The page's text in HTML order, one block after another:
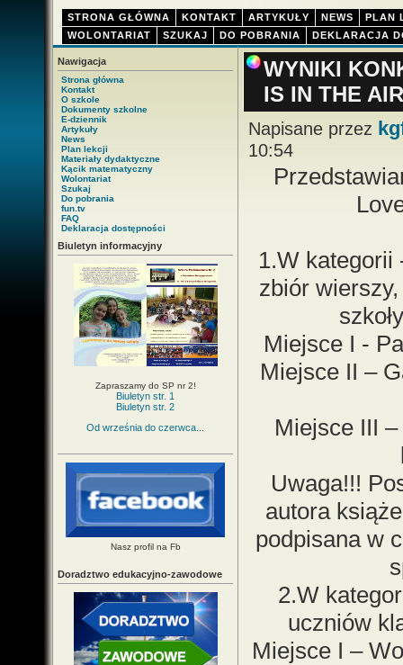
STRONA GŁÓWNA KONTAKT ARTYKUŁY NEWS
PLAN
WOLONTARIAT
SZUKAJ DO POBRANIA DEKLARACJA
Nawigacja
Strona główna
Kontakt
O szkole
Dokumenty szkolne
E-dziennik
Artykuły
News
Plan lekcji
Materiały dydaktyczne
Kącik matematyczny
Wolontariat
Szukaj
Do pobrania
fun.tv
FAQ
Deklaracja dostępności
Biuletyn informacyjny
Zapraszamy do SP nr 2!
Biuletyn str. 1
Biuletyn str. 2
Od września do czerwca...
Nasz profil na Fb
Doradztwo edukacyjno-zawodowe
WYNIKI
IS IN THE
Napisane przez
10:54
1.W kategorii
zbiór
Miejsce I -
Miejsce II –
Miejsce III –
Uwaga!!!
autora
podpisana w
2.W
uczniów
Miejsce I –